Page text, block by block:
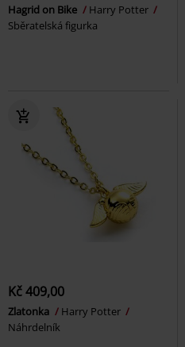
Hagrid on Bike
Harry Potter
Sběratelská figurka
Kč 409,00
Zlatonka
Harry Potter
Náhrdelník